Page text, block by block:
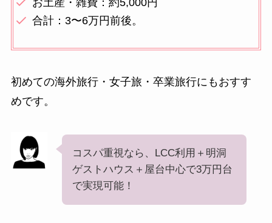
お土産・雑費：約5,000円
合計：3〜6万円前後。
初めての海外旅行・女子旅・卒業旅行にもおすす
めです。
コスパ重視なら、LCC利用＋明洞
ゲストハウス＋屋台中心で3万円台
で実現可能！